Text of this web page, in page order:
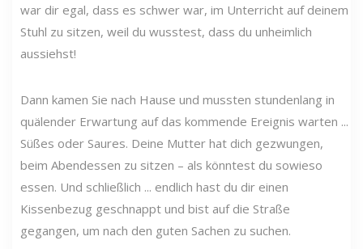
war dir egal, dass es schwer war, im Unterricht auf deinem
Stuhl zu sitzen, weil du wusstest, dass du unheimlich
aussiehst!
Dann kamen Sie nach Hause und mussten stundenlang in
quälender Erwartung auf das kommende Ereignis warten ...
Süßes oder Saures. Deine Mutter hat dich gezwungen,
beim Abendessen zu sitzen – als könntest du sowieso
essen. Und schließlich ... endlich hast du dir einen
Kissenbezug geschnappt und bist auf die Straße
gegangen, um nach den guten Sachen zu suchen.